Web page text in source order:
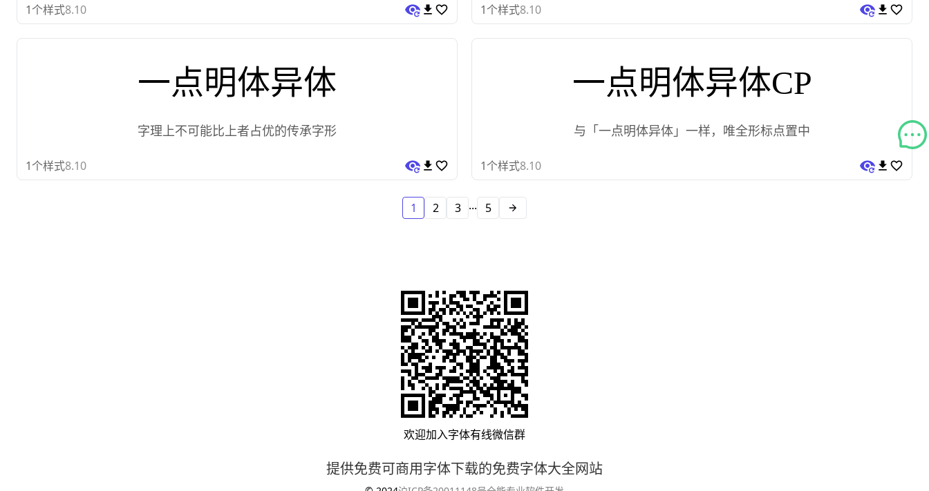
1个样式8.10 1个样式8.10
一点明体异体
字理上不可能比上者占优的传承字形
1个样式8.10
一点明体异体CP
与「一点明体异体」一样，唯全形标点置中
1个样式8.10
1 2 3 ... 5
欢迎加入字体有线微信群
提供免费可商用字体下载的免费字体大全网站